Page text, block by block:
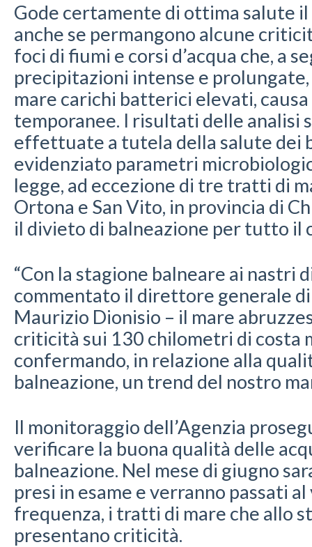
Gode certamente di ottima salute il
anche se permangono alcune
foci di fiumi e corsi d’acqua che, a
precipitazioni intense e
mare carichi batterici elevati,
temporanee. I risultati delle analisi
effettuate a tutela della salute dei
evidenziato parametri
legge, ad eccezione di tre tratti di
Ortona e San Vito, in provincia di
il divieto di balneazione per tutto il
“Con la stagione balneare ai nastri
commentato il direttore generale
Maurizio Dionisio – il mare
criticità sui 130 chilometri di costa
confermando, in relazione alla
balneazione, un trend del nostro
Il monitoraggio dell’Agenzia
verificare la buona qualità delle
balneazione. Nel mese di giugno
presi in esame e verranno passati
frequenza, i tratti di mare che allo
presentano criticità.